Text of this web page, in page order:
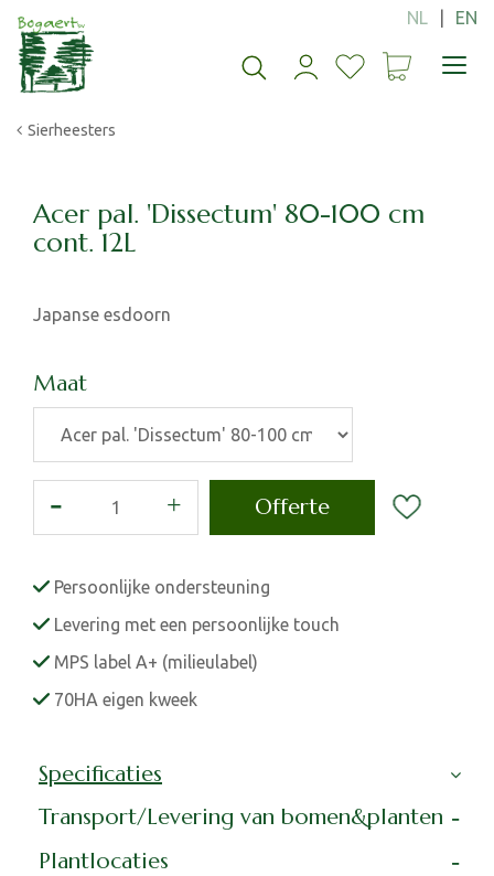
Sierheesters
Acer pal. 'Dissectum' 80-100 cm
cont. 12L
Japanse esdoorn
Maat
Persoonlijke ondersteuning
Levering met een persoonlijke touch
MPS label A+ (milieulabel)
70HA eigen kweek
Specificaties
Transport/Levering van bomen&planten
Plantlocaties